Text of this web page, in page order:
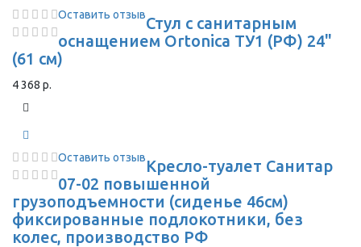
Оставить отзывСтул с санитарным
оснащением Ortonica ТУ1 (РФ) 24"
(61 см)
4 368 р.
Оставить отзывКресло-туалет Санитар
07-02 повышенной
грузоподъемности (сиденье 46см)
фиксированные подлокотники, без
колес, производство РФ